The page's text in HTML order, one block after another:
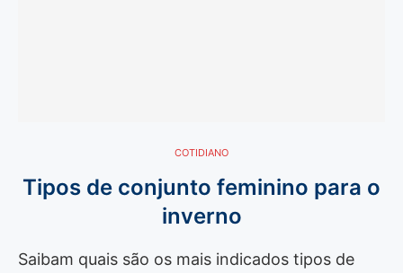
COTIDIANO
Tipos de conjunto feminino para o
inverno
Saibam quais são os mais indicados tipos de